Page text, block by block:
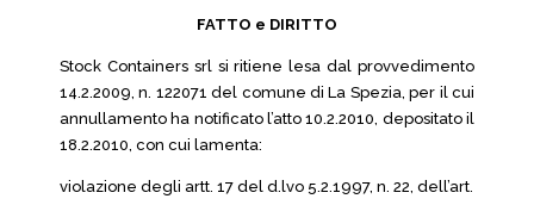
FATTO e DIRITTO
Stock Containers srl si ritiene lesa dal provvedimento
14.2.2009, n. 122071 del comune di La Spezia, per il cui
annullamento ha notificato l’atto 10.2.2010, depositato il
18.2.2010, con cui lamenta:
violazione degli artt. 17 del d.lvo 5.2.1997, n. 22, dell’art.